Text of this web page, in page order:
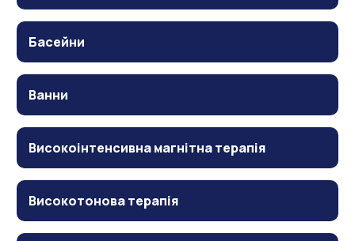
Басейни
Ванни
Високоінтенсивна магнітна терапія
Високотонова терапія